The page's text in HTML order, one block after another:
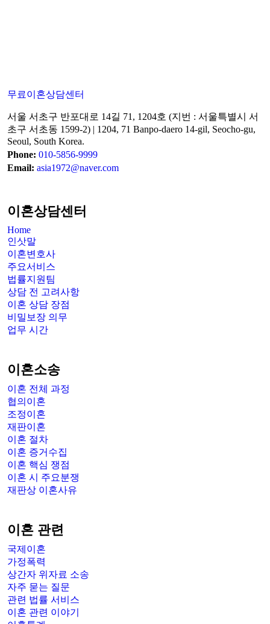
무료이혼상담센터
서울 서초구 반포대로 14길 71, 1204호 (지번 : 서울특별시 서
초구 서초동 1599-2) | 1204, 71 Banpo-daero 14-gil, Seocho-gu,
Seoul, South Korea.
Phone: 010-5856-9999
Email: asia1972@naver.com
이혼상담센터
Home
인삿말
이혼변호사
주요서비스
법률지원팀
상담 전 고려사항
이혼 상담 장점
비밀보장 의무
업무 시간
이혼소송
이혼 전체 과정
협의이혼
조정이혼
재판이혼
이혼 절차
이혼 증거수집
이혼 핵심 쟁점
이혼 시 주요분쟁
재판상 이혼사유
이혼 관련
국제이혼
가정폭력
상간자 위자료 소송
자주 묻는 질문
관련 법률 서비스
이혼 관련 이야기